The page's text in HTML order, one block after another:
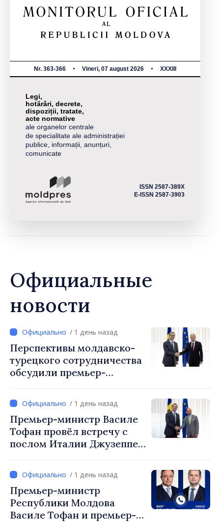
Nr. 363-366 Vineri, 07 august 2026 XXXIII
Legi,
hotărâri, decrete,
dispoziții, tratate,
acte normative
ale organelor centrale
de specialitate ale administrației
publice, informații, anunțuri,
comunicate
ISSN 2587-389X
E-ISSN 2587-3903
Официальные
новости
/ 1 день назад
Перспективы молдавско-
турецкого сотрудничества
обсудили премьер-
посол Турции Уйгар
Мустафа Сертел/ 1 день назад
Премьер-министр Василе
Тофан провёл встречу с
послом Италии Джузеппе
/ 1 день назад
Премьер-министр
Республики Молдова
Василе Тофан и премьер-